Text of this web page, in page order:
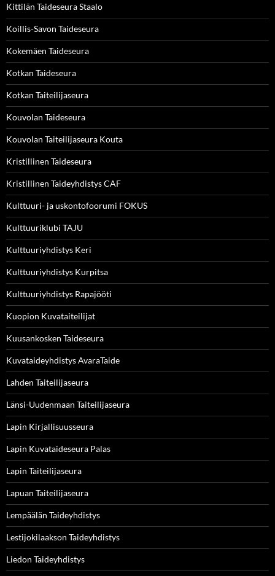
Kittilän Taideseura Staalo
Koillis-Savon Taideseura
Kokemäen Taideseura
Kotkan Taideseura
Kotkan Taiteilijaseura
Kouvolan Taideseura
Kouvolan Taiteilijaseura Kouta
Kristillinen Taideseura
Kristillinen Taideyhdistys CAF
Kulttuuri- ja uskontofoorumi FOKUS
Kulttuuriklubi TAJU
Kulttuuriyhdistys Keri
Kulttuuriyhdistys Kurpitsa
Kulttuuriyhdistys Rapajööti
Kuopion Kuvataiteilijat
Kuusankosken Taideseura
Kuvataideyhdistys AvaraTaide
Lahden Taiteilijaseura
Länsi-Uudenmaan Taiteilijaseura
Lapin Kirjallisuusseura
Lapin Kuvataideseura Palas
Lapin Taiteilijaseura
Lapuan Taiteilijaseura
Lempäälän Taideyhdistys
Lestijokilaakson Taideyhdistys
Liedon Taideyhdistys